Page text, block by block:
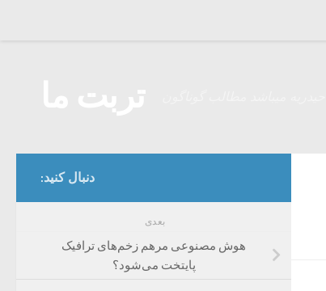
دنبال کنید:
بعدی
هوش مصنوعی مرهم زخم‌های ترافیک
پایتخت می‌شود؟